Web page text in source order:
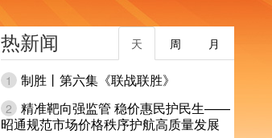
热新闻 月
周
天
1 制胜丨第六集《联战联胜》
2 精准靶向强监管 稳价惠民护民生——
昭通规范市场价格秩序护航高质量发展